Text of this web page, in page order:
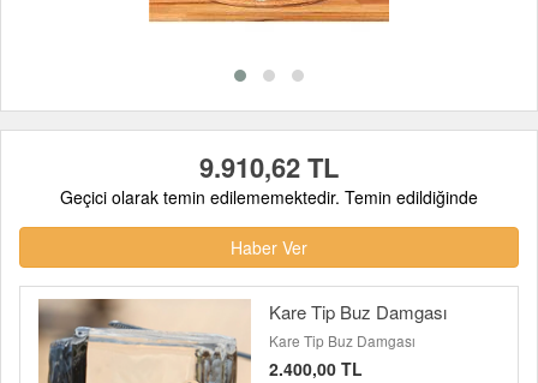
9.910,62 TL
Geçici olarak temin edilememektedir. Temin edildiğinde
Haber Ver
Kare Tip Buz Damgası
Kare Tip Buz Damgası
2.400,00 TL